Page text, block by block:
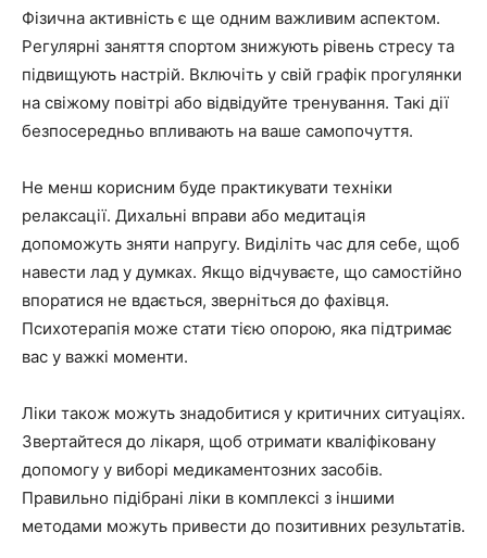
Фізична активність є ще одним важливим аспектом.
Регулярні заняття спортом знижують рівень стресу та
підвищують настрій. Включіть у свій графік прогулянки
на свіжому повітрі або відвідуйте тренування. Такі дії
безпосередньо впливають на ваше самопочуття.
Не менш корисним буде практикувати техніки
релаксації. Дихальні вправи або медитація
допоможуть зняти напругу. Виділіть час для себе, щоб
навести лад у думках. Якщо відчуваєте, що самостійно
впоратися не вдається, зверніться до фахівця.
Психотерапія може стати тією опорою, яка підтримає
вас у важкі моменти.
Ліки також можуть знадобитися у критичних ситуаціях.
Звертайтеся до лікаря, щоб отримати кваліфіковану
допомогу у виборі медикаментозних засобів.
Правильно підібрані ліки в комплексі з іншими
методами можуть привести до позитивних результатів.